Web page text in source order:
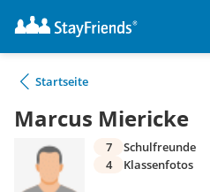
Startseite
Marcus Miericke
7
Schulfreunde
4
Klassenfotos